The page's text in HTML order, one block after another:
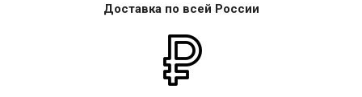
Доставка по всей России